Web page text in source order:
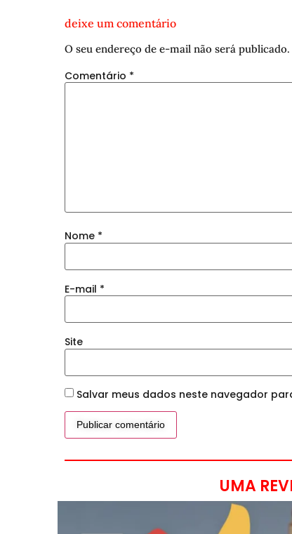
deixe um comentário
O seu endereço de e-mail não será publicado.
Comentário *
Nome *
E-mail *
Site
Salvar meus dados neste navegador
UMA